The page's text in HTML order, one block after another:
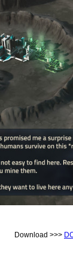
Download >>>